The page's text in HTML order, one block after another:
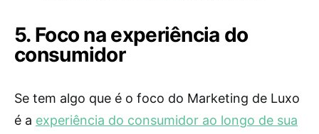
5. Foco na experiência do
consumidor
Se tem algo que é o foco do Marketing de Luxo
é a experiência do consumidor ao longo de sua